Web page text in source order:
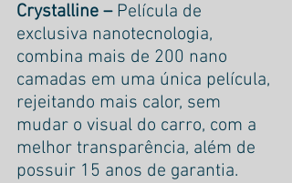
Crystalline – Película de
exclusiva nanotecnologia,
combina mais de 200 nano
camadas em uma única película,
rejeitando mais calor, sem
mudar o visual do carro, com a
melhor transparência, além de
possuir 15 anos de garantia.